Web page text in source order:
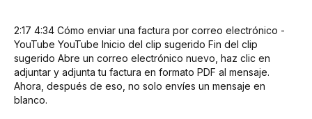
2:17 4:34 Cómo enviar una factura por correo electrónico -
YouTube YouTube Inicio del clip sugerido Fin del clip
sugerido Abre un correo electrónico nuevo, haz clic en
adjuntar y adjunta tu factura en formato PDF al mensaje.
Ahora, después de eso, no solo envíes un mensaje en
blanco.